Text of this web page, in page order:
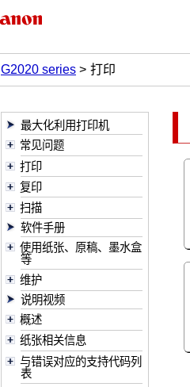
G2020 series 打印
最大化利用打印机
常见问题
打印
复印
扫描
软件手册
使用纸张、原稿、墨水盒
等
维护
说明视频
概述
纸张相关信息
与错误对应的支持代码列
表